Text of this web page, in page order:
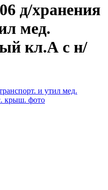
д/хранения
мед.
кл.А с н/